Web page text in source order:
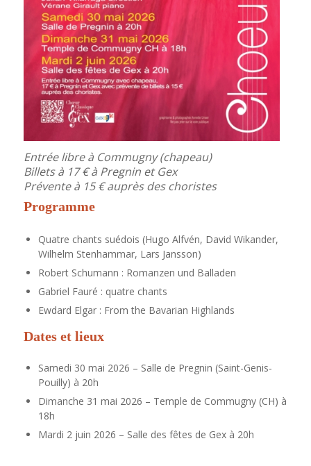
Entrée libre à Commugny (chapeau)
Billets à 17 € à Pregnin et Gex
Prévente à 15 € auprès des choristes
Programme
Quatre chants suédois (Hugo Alfvén, David Wikander,
Wilhelm Stenhammar, Lars Jansson)
Robert Schumann : Romanzen und Balladen
Gabriel Fauré : quatre chants
Ewdard Elgar : From the Bavarian Highlands
Dates et lieux
Samedi 30 mai 2026 – Salle de Pregnin (Saint-Genis-
Pouilly) à 20h
Dimanche 31 mai 2026 – Temple de Commugny (CH) à
18h
Mardi 2 juin 2026 – Salle des fêtes de Gex à 20h